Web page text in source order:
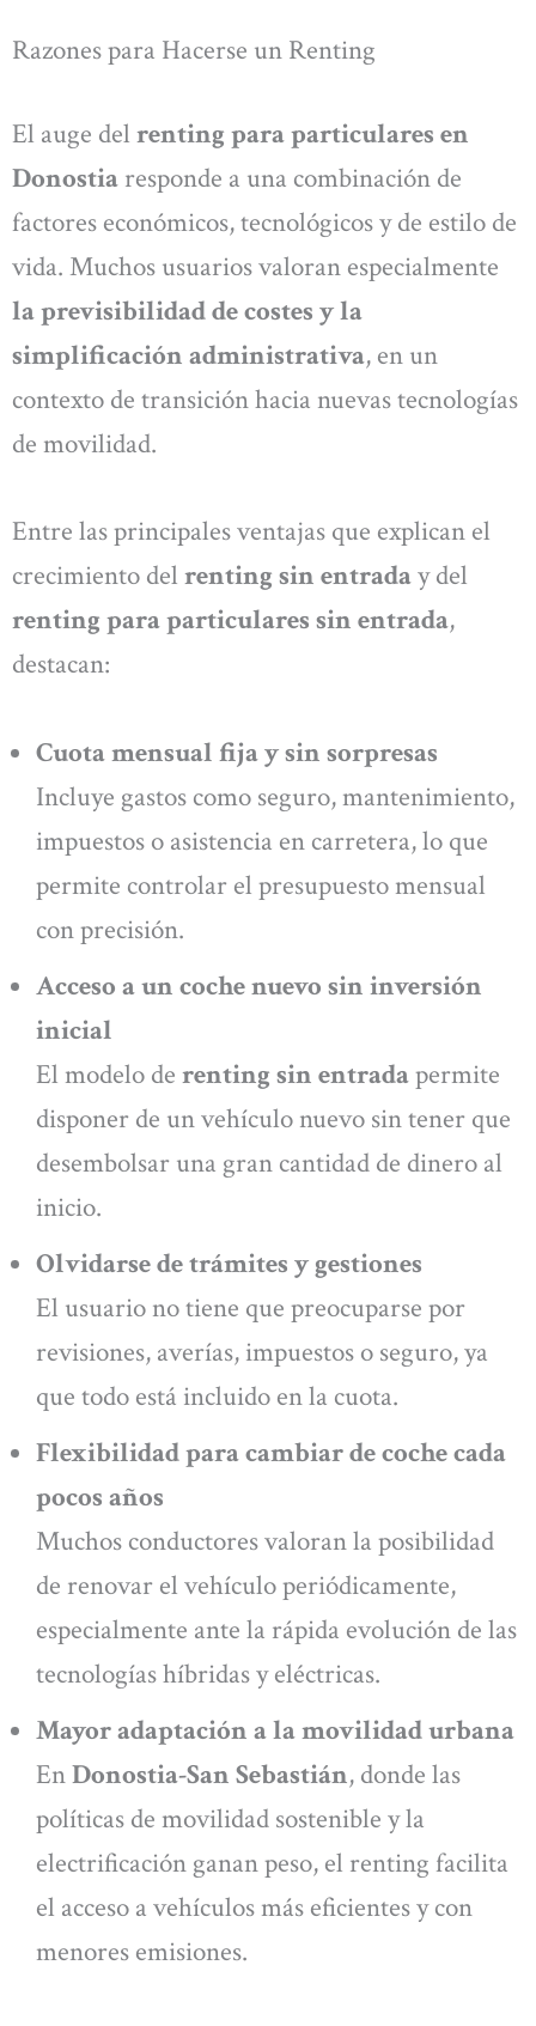
Razones para Hacerse un Renting
El auge del renting para particulares en
Donostia responde a una combinación de
factores económicos, tecnológicos y de estilo de
vida. Muchos usuarios valoran especialmente
la previsibilidad de costes y la
simplificación administrativa, en un
contexto de transición hacia nuevas tecnologías
de movilidad.
Entre las principales ventajas que explican el
crecimiento del renting sin entraday del
renting para particulares sin entrada,
destacan:
Cuota mensual fija y sin sorpresas
Incluye gastos como seguro, mantenimiento,
impuestos o asistencia en carretera, lo que
permite controlar el presupuesto mensual
con precisión.
Acceso a un coche nuevo sin inversión
inicial
El modelo de renting sin entradapermite
disponer de un vehículo nuevo sin tener que
desembolsar una gran cantidad de dinero al
inicio.
Olvidarse de trámites y gestiones
El usuario no tiene que preocuparse por
revisiones, averías, impuestos o seguro, ya
que todo está incluido en la cuota.
Flexibilidad para cambiar de coche cada
pocos años
Muchos conductores valoran la posibilidad
de renovar el vehículo periódicamente,
especialmente ante la rápida evolución de las
tecnologías híbridas y eléctricas.
Mayor adaptación a la movilidad urbana
EnDonostia-San Sebastián, donde las
políticas de movilidad sostenible y la
electrificación ganan peso, el renting facilita
el acceso a vehículos más eficientes y con
menores emisiones.